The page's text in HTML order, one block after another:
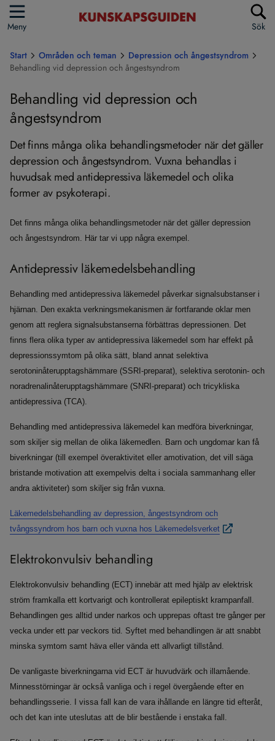
Meny Sök
Start Områden och teman
Depression och ångestsyndrom
Behandling vid depression och ångestsyndrom
Behandling vid depression och
ångestsyndrom
Det finns många olika behandlingsmetoder när det gäller
depression och ångestsyndrom. Vuxna behandlas i
huvudsak med antidepressiva läkemedel och olika
former av psykoterapi.
Det finns många olika behandlingsmetoder när det gäller depression
och ångestsyndrom. Här tar vi upp några exempel.
Antidepressiv läkemedelsbehandling
Behandling med antidepressiva läkemedel påverkar signalsubstanser i
hjärnan. Den exakta verkningsmekanismen är fortfarande oklar men
genom att reglera signalsubstanserna förbättras depressionen. Det
finns flera olika typer av antidepressiva läkemedel som har effekt på
depressionssymtom på olika sätt, bland annat selektiva
serotoninåterupptagshämmare (SSRI-preparat), selektiva serotonin- och
noradrenalinåterupptagshämmare (SNRI-preparat) och tricykliska
antidepressiva (TCA).
Behandling med antidepressiva läkemedel kan medföra biverkningar,
som skiljer sig mellan de olika läkemedlen. Barn och ungdomar kan få
biverkningar (till exempel överaktivitet eller amotivation, det vill säga
bristande motivation att exempelvis delta i sociala sammanhang eller
andra aktiviteter) som skiljer sig från vuxna.
Läkemedelsbehandling av depression, ångestsyndrom och
tvångssyndrom hos barn och vuxna hos Läkemedelsverket
Elektrokonvulsiv behandling
Elektrokonvulsiv behandling (ECT) innebär att med hjälp av elektrisk
ström framkalla ett kortvarigt och kontrollerat epileptiskt krampanfall.
Behandlingen ges alltid under narkos och upprepas oftast tre gånger per
vecka under ett par veckors tid. Syftet med behandlingen är att snabbt
minska symtom samt häva eller vända ett allvarligt tillstånd.
De vanligaste biverkningarna vid ECT är huvudvärk och illamående.
Minnesstörningar är också vanliga och i regel övergående efter en
behandlingsserie. I vissa fall kan de vara ihållande en längre tid efteråt,
och det kan inte uteslutas att de blir bestående i enstaka fall.